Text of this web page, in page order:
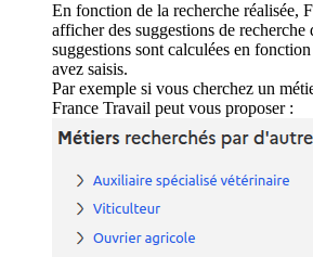
En fonction de la recherche réalisée,
afficher des suggestions de recherche
suggestions sont calculées en
avez saisis.
Par exemple si vous cherchez un
France Travail peut vous proposer :